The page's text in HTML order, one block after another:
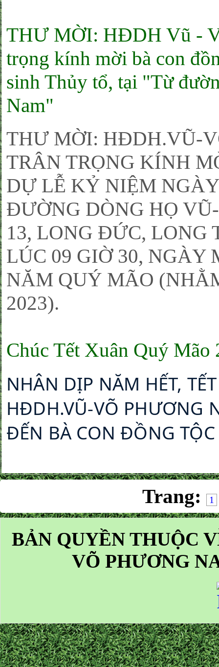
THƯ MỜI: HĐDH Vũ -
trọng kính mời bà con
sinh Thủy tổ, tại "Từ
Nam"
THƯ MỜI: HĐDH.VŨ-
TRÂN TRỌNG KÍNH
DỰ LỄ KỶ NIỆM
ĐƯỜNG DÒNG HỌ
13, LONG ĐỨC,
LÚC 09 GIỜ 30, NGÀY
NĂM QUÝ MÃO
2023).
Chúc Tết Xuân Quý Mão
NHÂN DỊP NĂM HẾT,
HĐDH.VŨ-VÕ PHƯƠNG
ĐẾN BÀ CON ĐỒNG TỘC
Trang: 1
BẢN QUYỀN THUỘC
VÕ PHƯƠNG